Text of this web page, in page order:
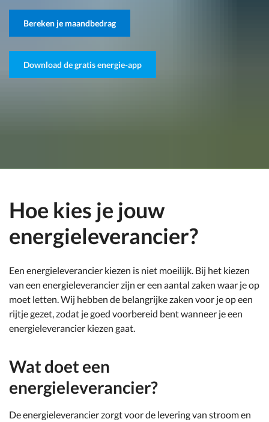
Bereken je maandbedrag
Download de gratis energie-app
Hoe kies je jouw
energieleverancier?
Een energieleverancier kiezen is niet moeilijk. Bij het kiezen
van een energieleverancier zijn er een aantal zaken waar je op
moet letten. Wij hebben de belangrijke zaken voor je op een
rijtje gezet, zodat je goed voorbereid bent wanneer je een
energieleverancier kiezen gaat.
Wat doet een
energieleverancier?
De energieleverancier zorgt voor de levering van stroom en